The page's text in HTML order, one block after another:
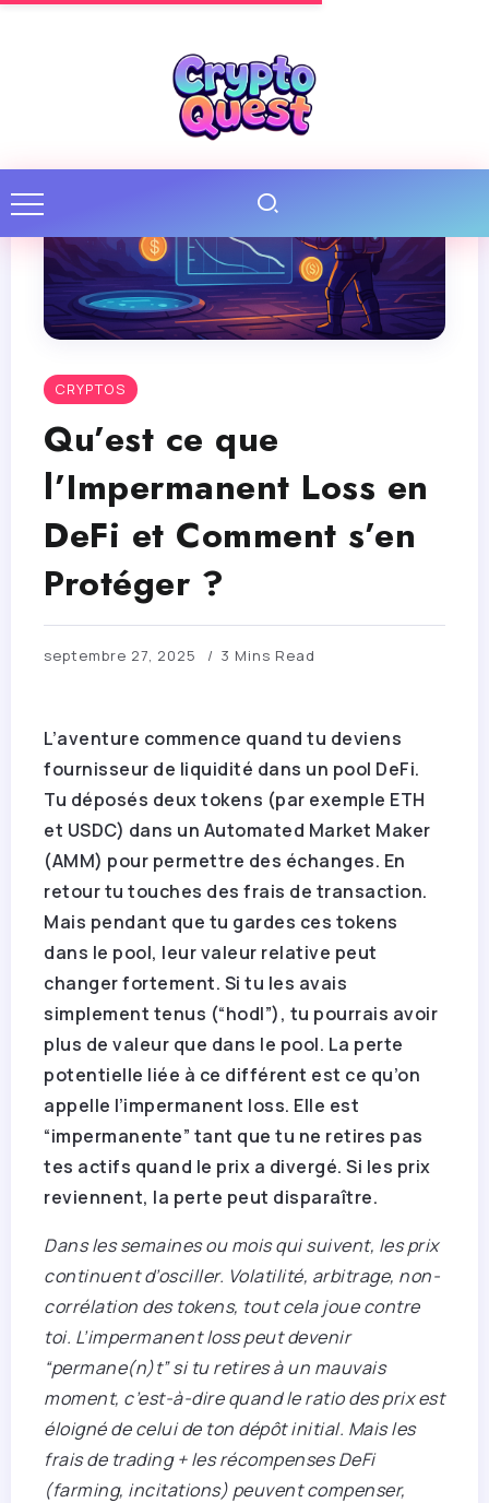
CRYPTOS
Qu’est ce que
l’Impermanent Loss en
DeFi et Comment s’en
Protéger ?
septembre 27, 2025 3 Mins Read
L’aventure commence quand tu deviens
fournisseur de liquidité dans un pool DeFi.
Tu déposés deux tokens (par exemple ETH
et USDC) dans un Automated Market Maker
(AMM) pour permettre des échanges. En
retour tu touches des frais de transaction.
Mais pendant que tu gardes ces tokens
dans le pool, leur valeur relative peut
changer fortement. Si tu les avais
simplement tenus (“hodl”), tu pourrais avoir
plus de valeur que dans le pool. La perte
potentielle liée à ce différent est ce qu’on
appelle l’impermanent loss. Elle est
“impermanente” tant que tu ne retires pas
tes actifs quand le prix a divergé. Si les prix
reviennent, la perte peut disparaître.
Dans les semaines ou mois qui suivent, les prix
continuent d’osciller. Volatilité, arbitrage, non-
corrélation des tokens, tout cela joue contre
toi. L’impermanent loss peut devenir
“permane(n)t” si tu retires à un mauvais
moment, c’est-à-dire quand le ratio des prix est
éloigné de celui de ton dépôt initial. Mais les
frais de trading + les récompenses DeFi
(farming, incitations) peuvent compenser,